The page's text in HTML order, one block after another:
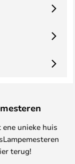
unieke huis
terug!